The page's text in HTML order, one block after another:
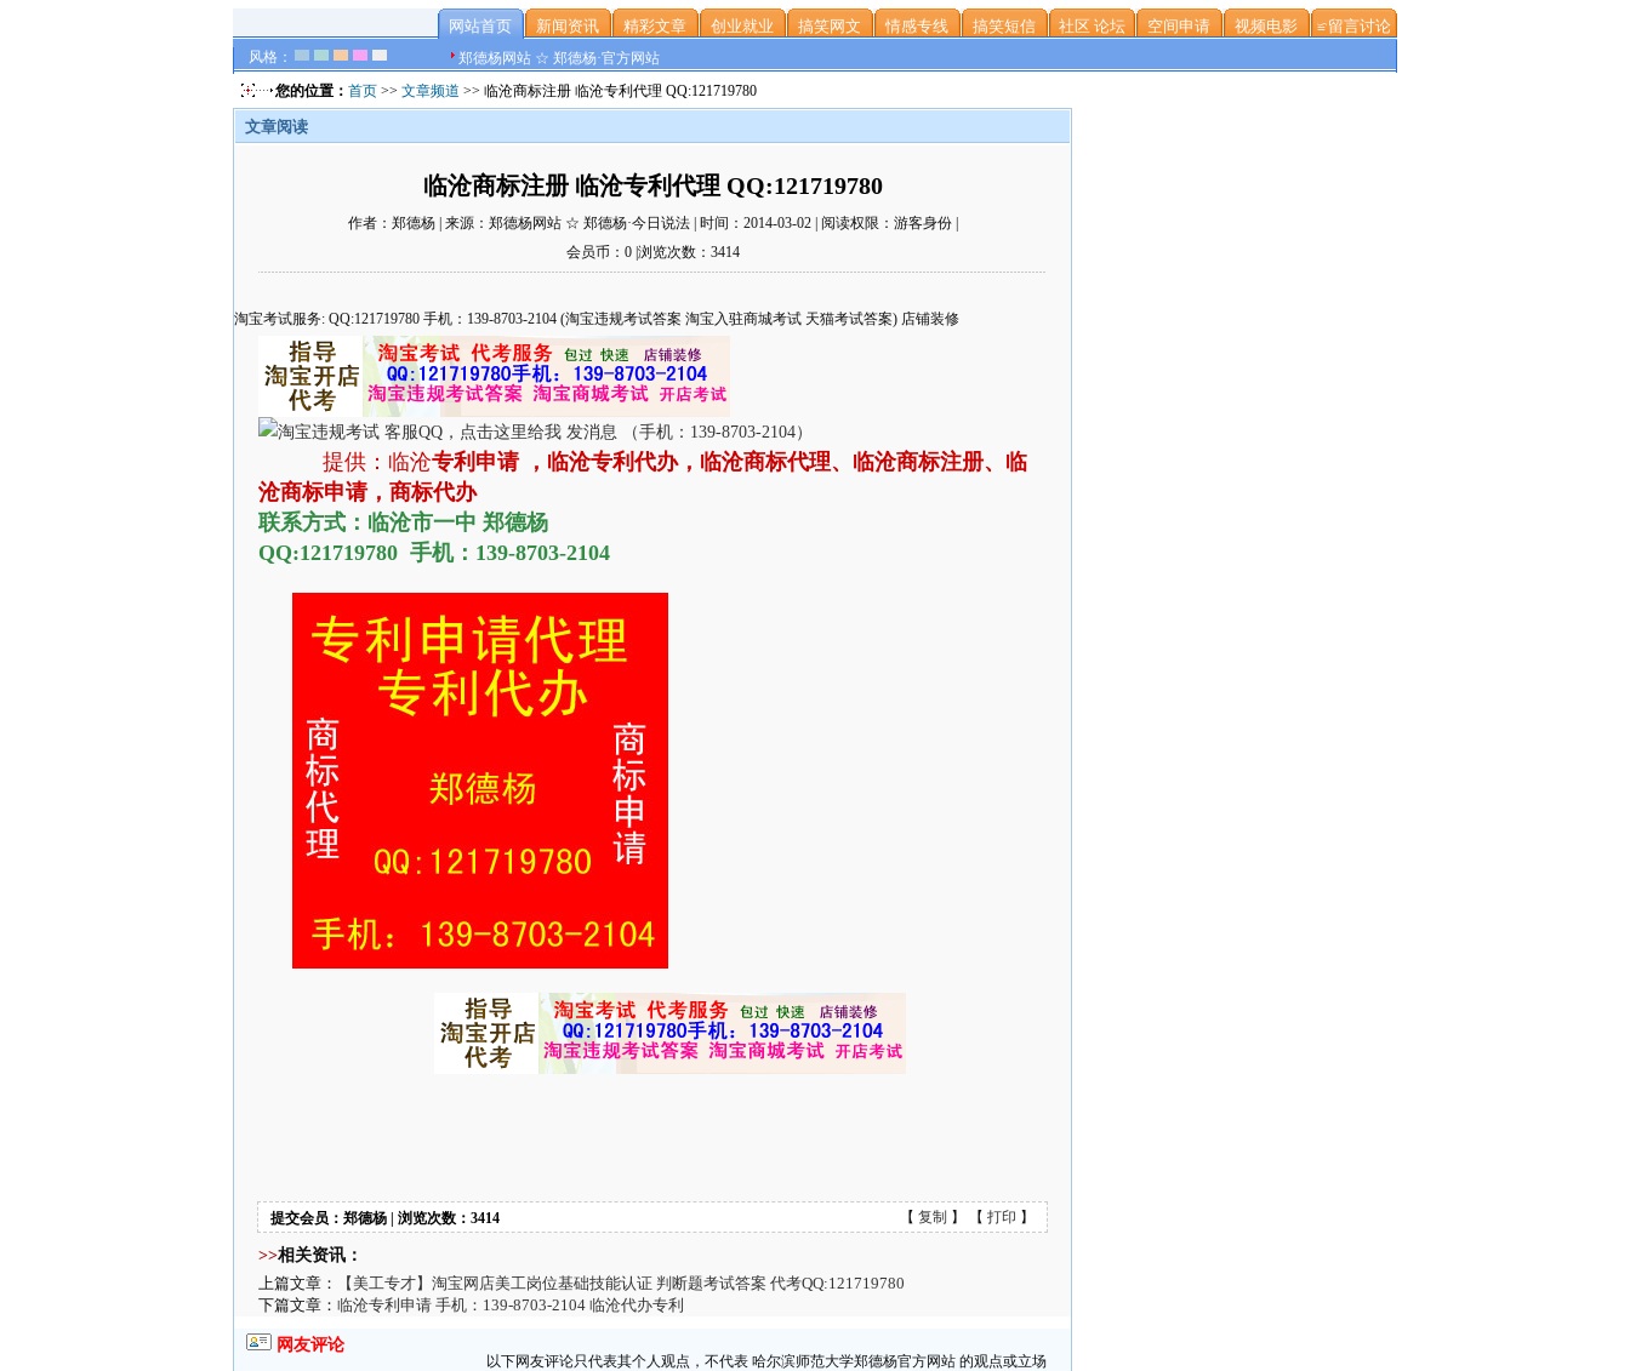
风格：
网站首页 新闻资讯 精彩文章 创业就业 搞笑网文 情感专线 搞笑短信 社区 论坛 空间申请 视频电影 ≌留言讨论
郑德杨网站 ☆ 郑德杨·官方网站
您的位置： 首页 >> 文章频道 >> 临沧商标注册 临沧专利代理 QQ:121719780
文章阅读
临沧商标注册 临沧专利代理 QQ:121719780
作者：郑德杨 | 来源：郑德杨网站 ☆ 郑德杨·今日说法 | 时间：2014-03-02 | 阅读权限：游客身份 |
会员币：0 |浏览次数：3414
淘宝考试服务: QQ:121719780 手机：139-8703-2104 (淘宝违规考试答案 淘宝入驻商城考试 天猫考试答案) 店铺装修
提供：临沧专利申请 ，临沧专利代办，临沧商标代理、临沧商标注册、临
沧商标申请， 商标代办
联系方式：临沧市一中 郑德杨
QQ:121719780 手机：139-8703-2104
提交会员：郑德杨 | 浏览次数：3414 【 复制 】 【 打印 】
>>相关资讯：
上篇文章：
【美工专才】淘宝网店美工岗位基础技能认证 判断题考试答案 代考QQ:121719780
下篇文章： 临沧专利申请 手机：139-8703-2104 临沧代办专利
网友评论
以下网友评论只代表其个人观点，不代表 哈尔滨师范大学郑德杨官方网站 的观点或立场